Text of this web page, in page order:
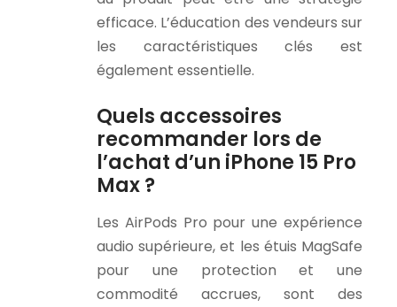
efficace. L’éducation des vendeurs sur
les caractéristiques clés est
également essentielle.
Quels accessoires
recommander lors de
l’achat d’un iPhone 15 Pro
Max ?
Les AirPods Pro pour une expérience
audio supérieure, et les étuis MagSafe
pour une protection et une
commodité accrues, sont des